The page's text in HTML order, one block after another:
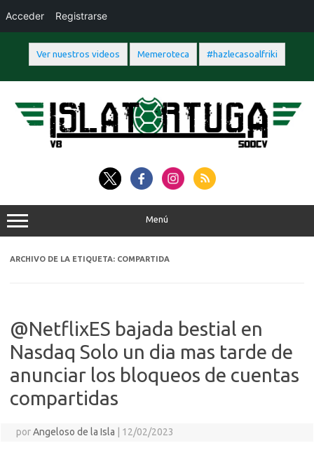
Ver nuestros videos Memeroteca #hazlecasoalfriki
Acceder Registrarse
contenido
Menú
ARCHIVO DE LA ETIQUETA: COMPARTIDA
@NetflixES bajada bestial en
Nasdaq Solo un dia mas tarde de
anunciar los bloqueos de cuentas
compartidas
porAngeloso de la Isla 12/02/2023